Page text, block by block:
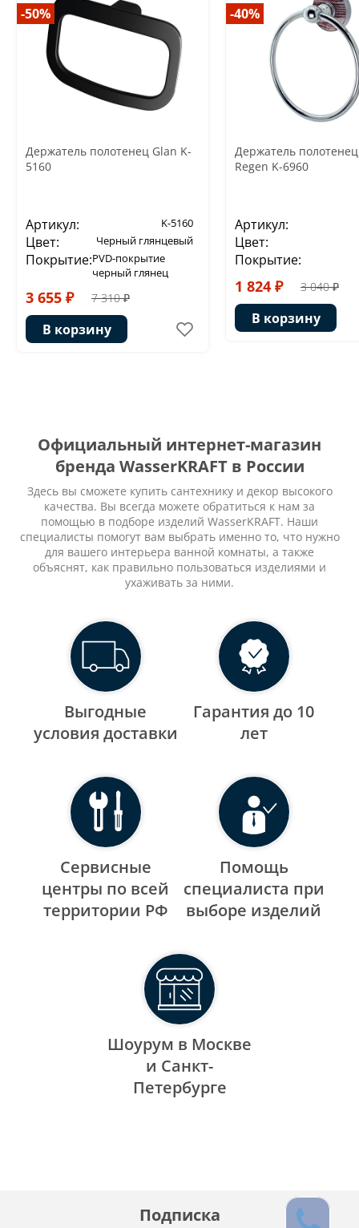
-50%
Держатель полотенец Glan K-
5160
Артикул: K-5160
Цвет: Черный глянцевый
Покрытие:PVD-покрытие
черный глянец
3 655 ₽ 7 310 ₽
В корзину
-40%
Держатель
Regen K-6960
Артикул:
Цвет:
Покрытие:
1 824 ₽ 3 040 ₽
В корзину
Официальный интернет-магазин
бренда WasserKRAFT в России
Здесь вы сможете купить сантехнику и декор высокого
качества. Вы всегда можете обратиться к нам за
помощью в подборе изделий WasserKRAFT. Наши
специалисты помогут вам выбрать именно то, что нужно
для вашего интерьера ванной комнаты, а также
объяснят, как правильно пользоваться изделиями и
ухаживать за ними.
Выгодные
уcловия доставки
Гарантия до 10
лет
Сервисные
центры по всей
территории РФ
Помощь
специалиста при
выборе изделий
Шоурум в Москве
и Санкт-
Петербурге
Подписка